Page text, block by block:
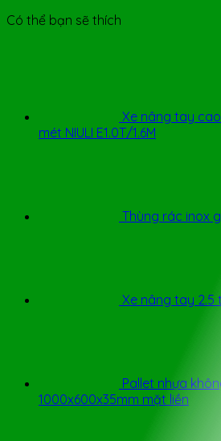
Có thể bạn sẽ thích
Xe nâng tay
mét NIULI E1.0T/1.6M
Thùng rác inox
Xe nâng tay 2.5
Pallet nhựa
1000x600x35mm mặt liền